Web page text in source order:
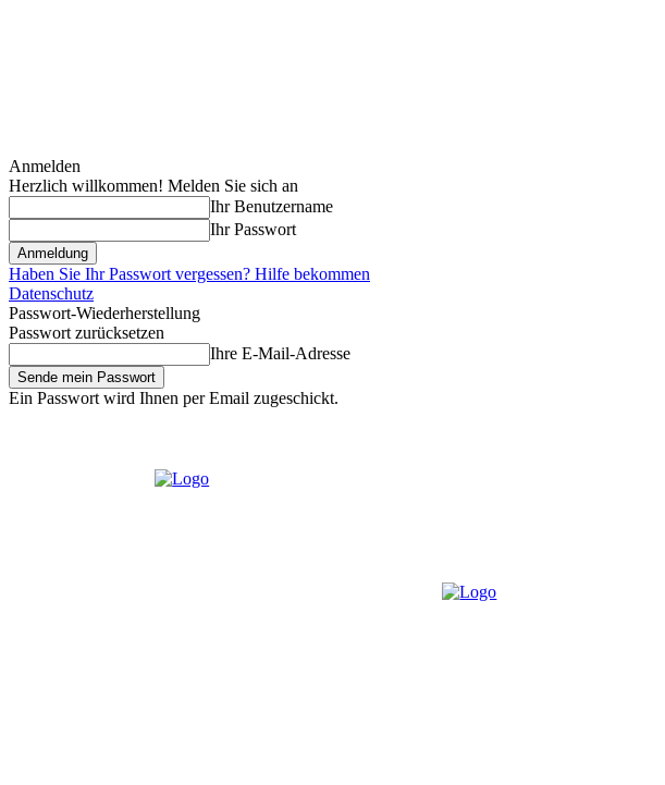
Anmelden
Herzlich willkommen! Melden Sie sich an
Ihr Benutzername
Ihr Passwort
Haben Sie Ihr Passwort vergessen? Hilfe bekommen
Datenschutz
Passwort-Wiederherstellung
Passwort zurücksetzen
Ihre E-Mail-Adresse
Ein Passwort wird Ihnen per Email zugeschickt.